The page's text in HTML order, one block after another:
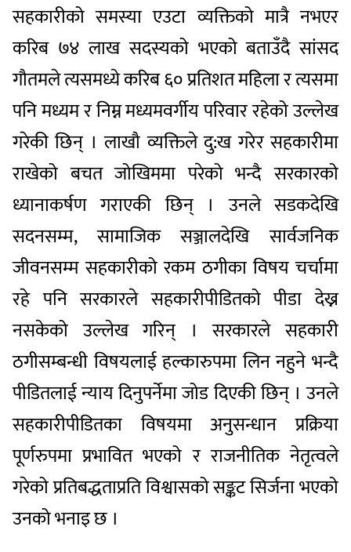
सहकारीको समस्या एउटा व्यक्तिको मात्रै नभएर
करिब ७४ लाख सदस्यको भएको बताउँदै सांसद
गौतमले त्यसमध्ये करिब ६० प्रतिशत महिला र त्यसमा
पनि मध्यम र निम्न मध्यमवर्गीय परिवार रहेको उल्लेख
गरेकी छिन् । लाखौ व्यक्तिले दु:ख गरेर सहकारीमा
राखेको बचत जोखिममा परेको भन्दै सरकारको
ध्यानाकर्षण गराएकी छिन् । उनले सडकदेखि
सदनसम्म, सामाजिक सञ्जालदेखि सार्वजनिक
जीवनसम्म सहकारीको रकम ठगीका विषय चर्चामा
रहे पनि सरकारले सहकारीपीडितको पीडा देख्न
नसकेको उल्लेख गरिन् । सरकारले सहकारी
ठगीसम्बन्धी विषयलाई हल्कारुपमा लिन नहुने भन्दै
पीडितलाई न्याय दिनुपर्नेमा जोड दिएकी छिन् । उनले
सहकारीपीडितका विषयमा अनुसन्धान प्रक्रिया
पूर्णरुपमा प्रभावित भएको र राजनीतिक नेतृत्वले
गरेको प्रतिबद्धताप्रति विश्वासको सङ्कट सिर्जना भएको
उनको भनाइ छ ।